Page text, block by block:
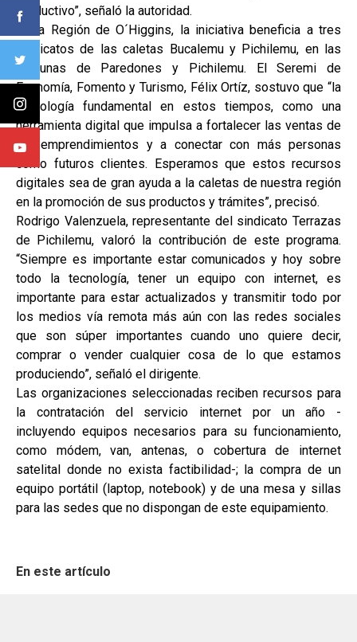
productivo”, señaló la autoridad.
En la Región de O´Higgins, la iniciativa beneficia a tres
sindicatos de las caletas Bucalemu y Pichilemu, en las
comunas de Paredones y Pichilemu. El Seremi de
Economía, Fomento y Turismo, Félix Ortíz, sostuvo que “la
tecnología fundamental en estos tiempos, como una
herramienta digital que impulsa a fortalecer las ventas de
los emprendimientos y a conectar con más personas
como futuros clientes. Esperamos que estos recursos
digitales sea de gran ayuda a la caletas de nuestra región
en la promoción de sus productos y trámites”, precisó.
Rodrigo Valenzuela, representante del sindicato Terrazas
de Pichilemu, valoró la contribución de este programa.
“Siempre es importante estar comunicados y hoy sobre
todo la tecnología, tener un equipo con internet, es
importante para estar actualizados y transmitir todo por
los medios vía remota más aún con las redes sociales
que son súper importantes cuando uno quiere decir,
comprar o vender cualquier cosa de lo que estamos
produciendo”, señaló el dirigente.
Las organizaciones seleccionadas reciben recursos para
la contratación del servicio internet por un año -
incluyendo equipos necesarios para su funcionamiento,
como módem, van, antenas, o cobertura de internet
satelital donde no exista factibilidad-; la compra de un
equipo portátil (laptop, notebook) y de una mesa y sillas
para las sedes que no dispongan de este equipamiento.
En este artículo